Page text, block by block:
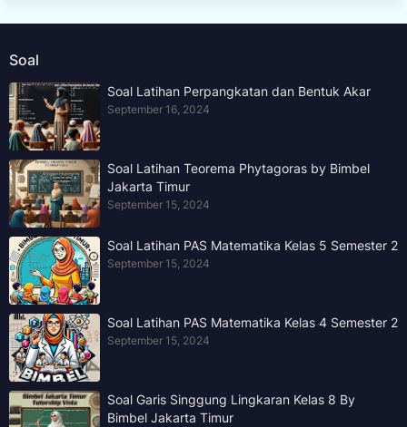
Soal
Soal Latihan Perpangkatan dan Bentuk Akar
September 16, 2024
Soal Latihan Teorema Phytagoras by Bimbel
Jakarta Timur
September 15, 2024
Soal Latihan PAS Matematika Kelas 5 Semester 2
September 15, 2024
Soal Latihan PAS Matematika Kelas 4 Semester 2
September 15, 2024
Soal Garis Singgung Lingkaran Kelas 8 By
Bimbel Jakarta Timur